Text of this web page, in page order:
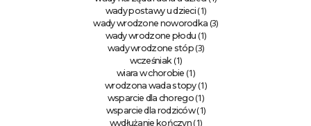
wady postawy u dzieci (1)
wady wrodzone noworodka (3)
wady wrodzone płodu (1)
wady wrodzone stóp (3)
wcześniak(1)
wiara w chorobie (1)
wrodzona wada stopy(1)
wsparcie dla chorego(1)
wsparcie dla rodziców(1)
wydłużanie kończyn (1)